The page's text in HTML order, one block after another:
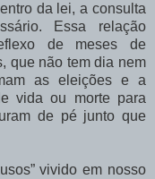
da lei, a consulta
Essa relação
de meses de
que não tem dia nem
as eleições e a
vida ou morte para
de pé junto que
vivido em nosso